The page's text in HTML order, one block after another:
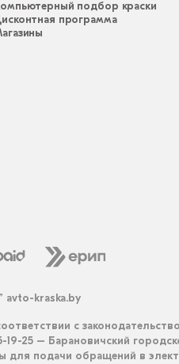
подбор краски
программа
avto-kraska.by
с
25 – Барановичский
для подачи обращений в